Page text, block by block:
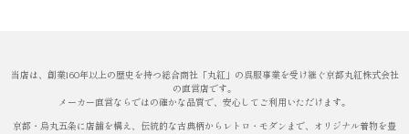
当店は、創業160年以上の歴史を持つ総合商社「丸紅」の呉服事業を受け継ぐ京都丸紅株式会社
の直営店です。
メーカー直営ならではの確かな品質で、安心してご利用いただけます。
京都・烏丸五条に店舗を構え、伝統的な古典柄からレトロ・モダンまで、オリジナル着物を豊